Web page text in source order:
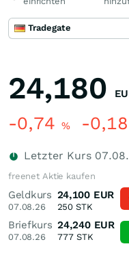
Tradegate
24,180
-0,74 % -
Letzter Kurs
freenet Aktie kaufen
Geldkurs
07.08.26
24,100 EUR
250 STK
Briefkurs
07.08.26
24,240 EUR
777STK